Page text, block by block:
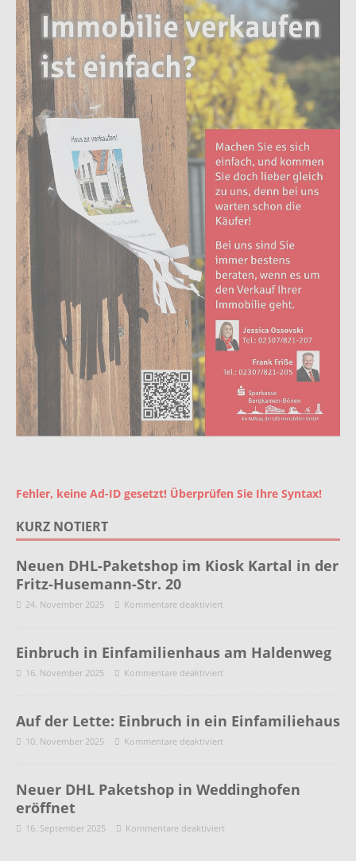
Fehler, keine Ad-ID gesetzt! Überprüfen Sie Ihre Syntax!
KURZ NOTIERT
Neuen DHL-Paketshop im Kiosk Kartal in der
Fritz-Husemann-Str. 20
24. November 2025 Kommentare deaktiviert
Einbruch in Einfamilienhaus am Haldenweg
16. November 2025 Kommentare deaktiviert
Auf der Lette: Einbruch in ein Einfamiliehaus
10. November 2025 Kommentare deaktiviert
Neuer DHL Paketshop in Weddinghofen
eröffnet
16. September 2025 Kommentare deaktiviert